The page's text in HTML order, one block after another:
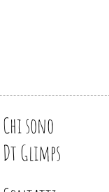
Chi sono
Dt Glimps